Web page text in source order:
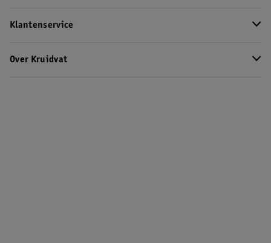
Klantenservice
Over Kruidvat